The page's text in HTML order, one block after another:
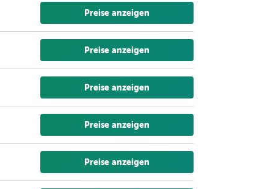
Preise anzeigen
Preise anzeigen
Preise anzeigen
Preise anzeigen
Preise anzeigen